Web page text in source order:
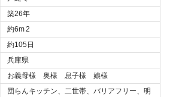
築26年
約6m2
約105日
兵庫県
お義母様 奥様 息子様 娘様
団らんキッチン、二世帯、バリアフリー、明